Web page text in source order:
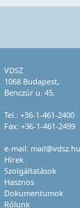
VDSZ
1068 Budapest,
Benczúr u. 45.
Tel.: +36-1-461-2400
Fax: +36-1-461-2499
e-mail: mail@vdsz.hu
Hírek
Szolgáltatások
Hasznos
Dokumentumok
Rólunk